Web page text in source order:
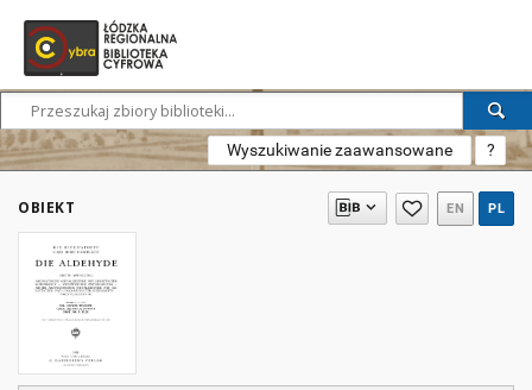
Wyszukiwanie zaawansowane ?
OBIEKT EN PL